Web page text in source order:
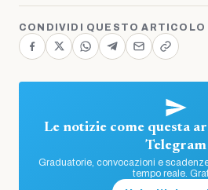
CONDIVIDI QUESTO ARTICOLO
Le notizie come questa
Telegram
Graduatorie, convocazioni e
tempo reale.